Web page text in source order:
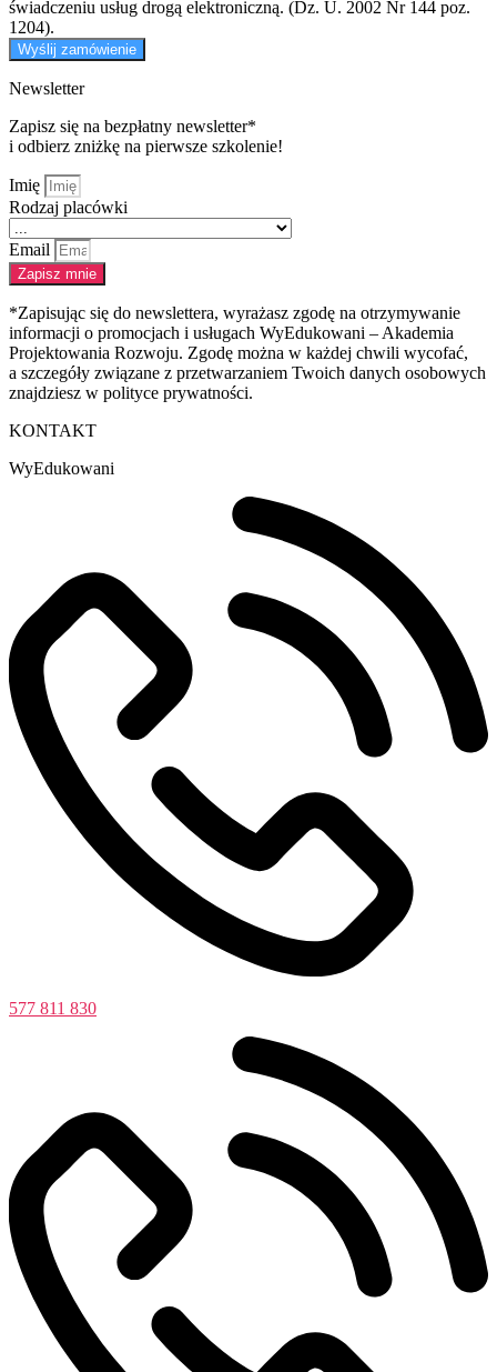
świadczeniu usług drogą elektroniczną. (Dz. U. 2002 Nr 144 poz.
1204).
Wyślij zamówienie
Newsletter
Zapisz się na bezpłatny newsletter*
i odbierz zniżkę na pierwsze szkolenie!
Imię
Rodzaj placówki
Email
Zapisz mnie
*Zapisując się do newslettera, wyrażasz zgodę na otrzymywanie
informacji o promocjach i usługach WyEdukowani – Akademia
Projektowania Rozwoju. Zgodę można w każdej chwili wycofać,
a szczegóły związane z przetwarzaniem Twoich danych osobowych
znajdziesz w polityce prywatności.
KONTAKT
WyEdukowani
577 811 830